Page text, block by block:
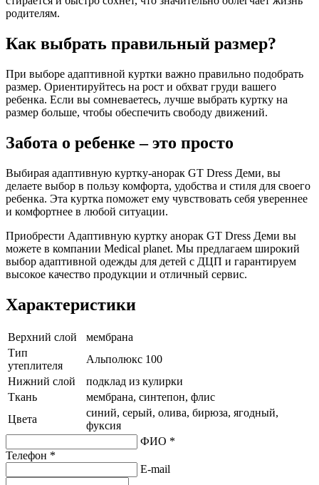
родителям.
Как выбрать правильный размер?
При выборе адаптивной куртки важно правильно подобрать
размер. Ориентируйтесь на рост и обхват груди вашего
ребенка. Если вы сомневаетесь, лучше выбрать куртку на
размер больше, чтобы обеспечить свободу движений.
Забота о ребенке – это просто
Выбирая адаптивную куртку-анорак GT Dress Деми, вы
делаете выбор в пользу комфорта, удобства и стиля для своего
ребенка. Эта куртка поможет ему чувствовать себя увереннее
и комфортнее в любой ситуации.
Приобрести Адаптивную куртку анорак GT Dress Деми вы
можете в компании Medical planet. Мы предлагаем широкий
выбор адаптивной одежды для детей с ДЦП и гарантируем
высокое качество продукции и отличный сервис.
Характеристики
Верхний слой
мембрана
Тип
утеплителя
Альполюкс 100
Нижний слой
подклад из кулирки
Ткань
мембрана, синтепон, флис
Цвета
синий, серый, олива, бирюза, ягодный,
фуксия
ФИО *
Телефон *
E-mail